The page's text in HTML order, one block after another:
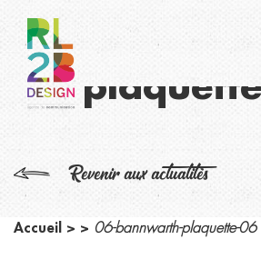
06-
Revenir aux actualités
Accueil > > 06-bannwarth-plaquette-06